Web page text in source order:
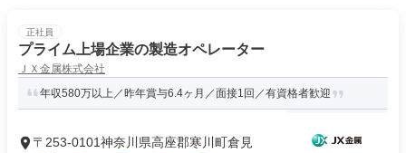
正社員
プライム上場企業の製造オペレーター
ＪＸ金属株式会社
年収580万以上／昨年賞与6.4ヶ月／面接1回／有資格者歓迎
〒253-0101神奈川県高座郡寒川町倉見